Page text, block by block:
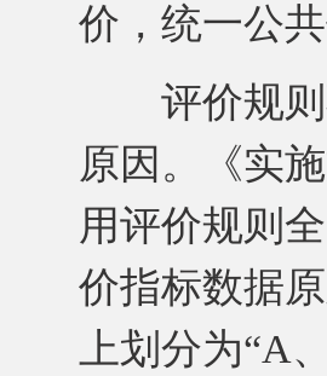
价，统一公
评价规则
原因。《实
用评价规则
价指标数据
上划分为“A